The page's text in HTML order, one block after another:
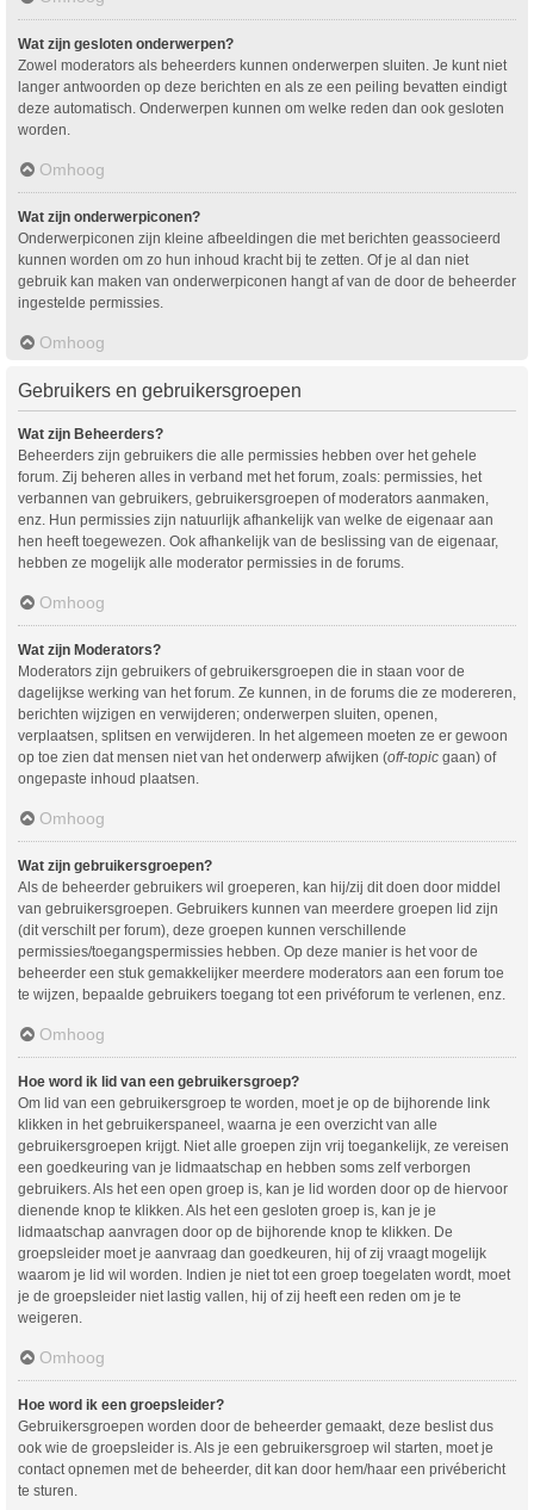
Wat zijn gesloten onderwerpen?
Zowel moderators als beheerders kunnen onderwerpen sluiten. Je kunt niet
langer antwoorden op deze berichten en als ze een peiling bevatten eindigt
deze automatisch. Onderwerpen kunnen om welke reden dan ook gesloten
worden.
Omhoog
Wat zijn onderwerpiconen?
Onderwerpiconen zijn kleine afbeeldingen die met berichten geassocieerd
kunnen worden om zo hun inhoud kracht bij te zetten. Of je al dan niet
gebruik kan maken van onderwerpiconen hangt af van de door de beheerder
ingestelde permissies.
Omhoog
Gebruikers en gebruikersgroepen
Wat zijn Beheerders?
Beheerders zijn gebruikers die alle permissies hebben over het gehele
forum. Zij beheren alles in verband met het forum, zoals: permissies, het
verbannen van gebruikers, gebruikersgroepen of moderators aanmaken,
enz. Hun permissies zijn natuurlijk afhankelijk van welke de eigenaar aan
hen heeft toegewezen. Ook afhankelijk van de beslissing van de eigenaar,
hebben ze mogelijk alle moderator permissies in de forums.
Omhoog
Wat zijn Moderators?
Moderators zijn gebruikers of gebruikersgroepen die in staan voor de
dagelijkse werking van het forum. Ze kunnen, in de forums die ze modereren,
berichten wijzigen en verwijderen; onderwerpen sluiten, openen,
verplaatsen, splitsen en verwijderen. In het algemeen moeten ze er gewoon
op toe zien dat mensen niet van het onderwerp afwijken (off-topic gaan) of
ongepaste inhoud plaatsen.
Omhoog
Wat zijn gebruikersgroepen?
Als de beheerder gebruikers wil groeperen, kan hij/zij dit doen door middel
van gebruikersgroepen. Gebruikers kunnen van meerdere groepen lid zijn
(dit verschilt per forum), deze groepen kunnen verschillende
permissies/toegangspermissies hebben. Op deze manier is het voor de
beheerder een stuk gemakkelijker meerdere moderators aan een forum toe
te wijzen, bepaalde gebruikers toegang tot een privéforum te verlenen, enz.
Omhoog
Hoe word ik lid van een gebruikersgroep?
Om lid van een gebruikersgroep te worden, moet je op de bijhorende link
klikken in het gebruikerspaneel, waarna je een overzicht van alle
gebruikersgroepen krijgt. Niet alle groepen zijn vrij toegankelijk, ze vereisen
een goedkeuring van je lidmaatschap en hebben soms zelf verborgen
gebruikers. Als het een open groep is, kan je lid worden door op de hiervoor
dienende knop te klikken. Als het een gesloten groep is, kan je je
lidmaatschap aanvragen door op de bijhorende knop te klikken. De
groepsleider moet je aanvraag dan goedkeuren, hij of zij vraagt mogelijk
waarom je lid wil worden. Indien je niet tot een groep toegelaten wordt, moet
je de groepsleider niet lastig vallen, hij of zij heeft een reden om je te
weigeren.
Omhoog
Hoe word ik een groepsleider?
Gebruikersgroepen worden door de beheerder gemaakt, deze beslist dus
ook wie de groepsleider is. Als je een gebruikersgroep wil starten, moet je
contact opnemen met de beheerder, dit kan door hem/haar een privébericht
te sturen.